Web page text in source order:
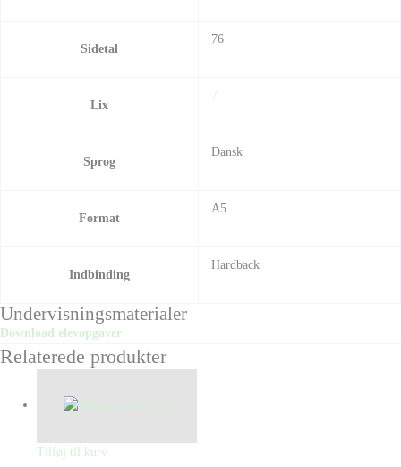
Sidetal
76
Lix
7
Sprog
Dansk
Format
A5
Indbinding
Hardback
Undervisningsmaterialer
Download elevopgaver
Relaterede produkter
Tilføj til kurv